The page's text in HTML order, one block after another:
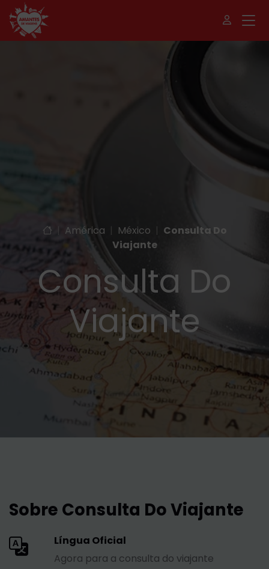
América | México | Consulta Do
Viajante
Consulta Do
Viajante
Sobre Consulta Do Viajante
Língua Oficial
Agora para a consulta do viajante